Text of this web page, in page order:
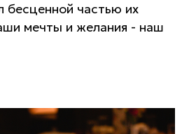
бесценной частью их
мечты и желания - наш